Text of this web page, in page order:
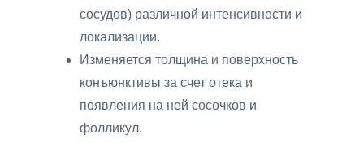
сосудов) различной интенсивности и
локализации.
Изменяется толщина и поверхность
конъюнктивы за счет отека и
появления на ней сосочков и
фолликул.